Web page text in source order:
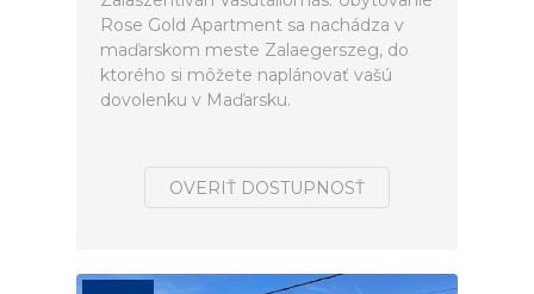
Rose Gold Apartment sa nachádza v
maďarskom meste Zalaegerszeg, do
ktorého si môžete naplánovať vašú
dovolenku v Maďarsku.
OVERIŤ DOSTUPNOSŤ